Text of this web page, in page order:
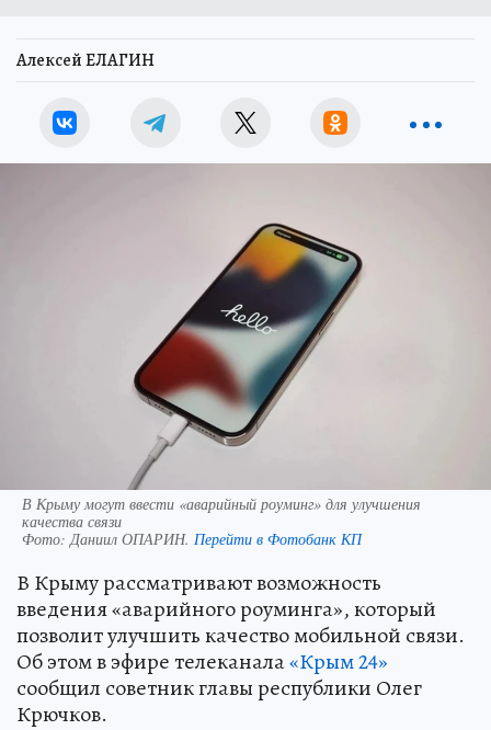
Алексей ЕЛАГИН
В Крыму могут ввести «аварийный роуминг» для улучшения
качества связи
Фото:Даниил ОПАРИН. Перейти в Фотобанк КП
В Крыму рассматривают возможность
введения «аварийного роуминга», который
позволит улучшить качество мобильной связи.
Об этом в эфире телеканала«Крым 24»
сообщил советник главы республики Олег
Крючков.